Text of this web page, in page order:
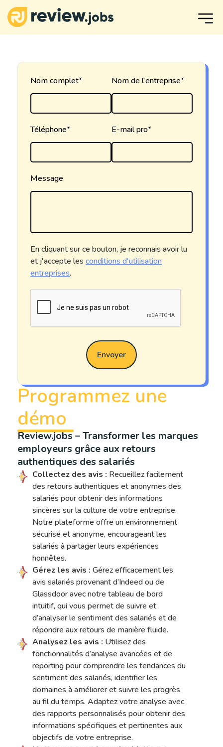
Programmez une
démo
Review.jobs – Transformer les marques
employeurs grâce aux retours
authentiques des salariés
Collectez des avis : Recueillez facilement
des retours authentiques et anonymes des
salariés pour obtenir des informations
sincères sur la culture de votre entreprise.
Notre plateforme offre un environnement
sécurisé et anonyme, encourageant les
salariés à partager leurs expériences
honnêtes.
Gérez les avis : Gérez efficacement les
avis salariés provenant d’Indeed ou de
Glassdoor avec notre tableau de bord
intuitif, qui vous permet de suivre et
d’analyser le sentiment des salariés et de
répondre aux retours de manière fluide.
Analysez les avis : Utilisez des
fonctionnalités d’analyse avancées et de
reporting pour comprendre les tendances du
sentiment des salariés, identifier les
domaines à améliorer et suivre les progrès
au fil du temps. Adaptez votre analyse avec
des rapports personnalisés pour obtenir des
informations spécifiques et pertinentes aux
objectifs de votre entreprise.
Nom complet* Nom de l'entreprise*
Téléphone* E-mail pro*
Message
En cliquant sur ce bouton, je reconnais avoir lu
et j'accepte les conditions d'utilisation
entreprises.
Envoyer